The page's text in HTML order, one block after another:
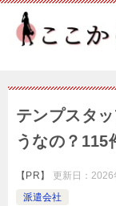
テンプスタ
うなの？115
【PR】 更新日： 2026
派遣会社